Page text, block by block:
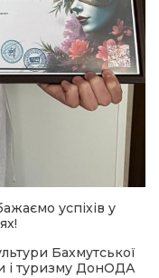
успіхів у
Бахмутської
і туризму ДонОДА